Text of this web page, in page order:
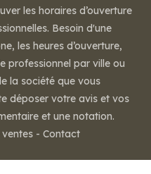
les horaires d’ouverture
Besoin d'une
les heures d’ouverture,
professionnel par ville ou
la société que vous
déposer votre avis et vos
et une notation.
- Contact